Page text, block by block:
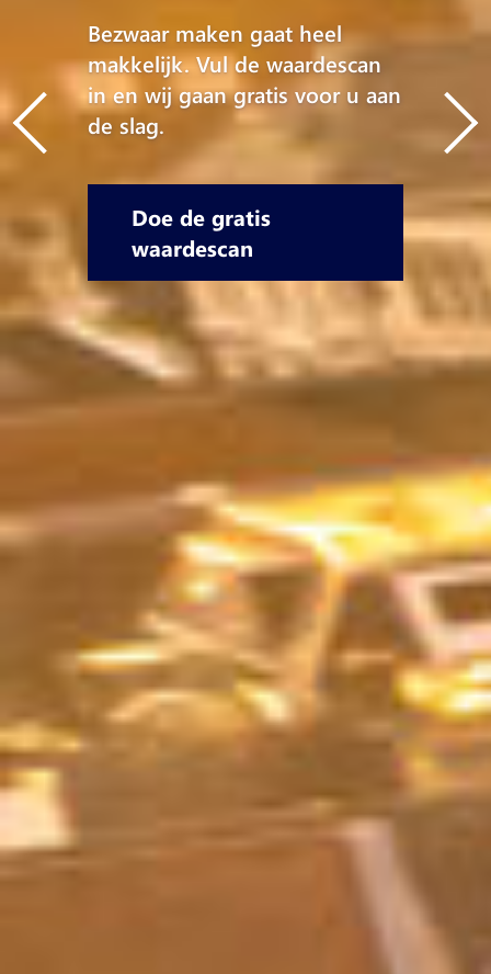
Bezwaar maken gaat heel
makkelijk. Vul de waardescan
in en wij gaan gratis voor u aan
de slag.
Doe de gratis
waardescan